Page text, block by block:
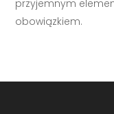
przyjemnym
obowiązkiem.